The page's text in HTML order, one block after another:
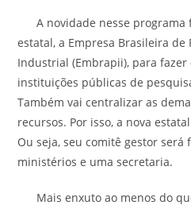
A novidade nesse programa
estatal, a Empresa Brasileira de
Industrial (Embrapii), para
instituições públicas de
Também vai centralizar as
recursos. Por isso, a nova
Ou seja, seu comitê gestor
ministérios e uma secretaria.
Mais enxuto ao menos do